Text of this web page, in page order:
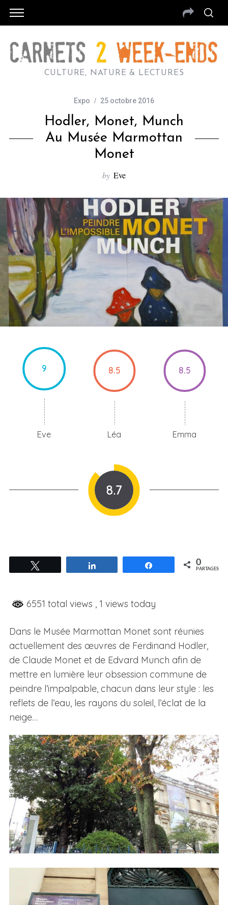
CULTURE, NATURE & LECTURES
Expo 25 octobre 2016
Hodler, Monet, Munch
Au Musée Marmottan
Monet
by Eve
9
Eve
8.5
Léa
8.5
Emma
8.7
Partagez 0
PARTAGES
6551 total views , 1 views today
Dans le Musée Marmottan Monet sont réunies
actuellement des œuvres de Ferdinand Hodler,
de Claude Monet et de Edvard Munch afin de
mettre en lumière leur obsession commune de
peindre l’impalpable, chacun dans leur style : les
reflets de l’eau, les rayons du soleil, l’éclat de la
neige…